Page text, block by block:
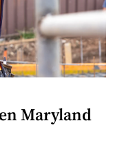
Maryland